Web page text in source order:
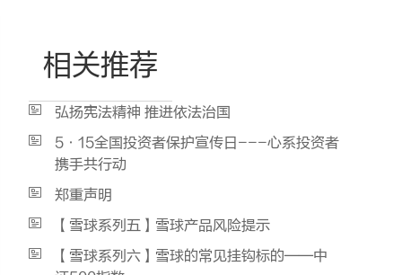
相关推荐
弘扬宪法精神 推进依法治国
5•15全国投资者保护宣传日---心系投资者
携手共行动
郑重声明
【雪球系列五】雪球产品风险提示
【雪球系列六】雪球的常见挂钩标的——中